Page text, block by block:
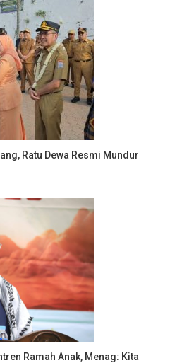
Ratu Dewa Resmi Mundur
Ramah Anak, Menag: Kita